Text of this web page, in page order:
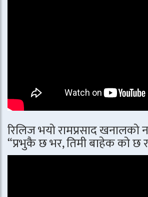
रिलिज भयो रामप्रसाद खनालको
“प्रभुकै छ भर, तिमी बाहेक को छ